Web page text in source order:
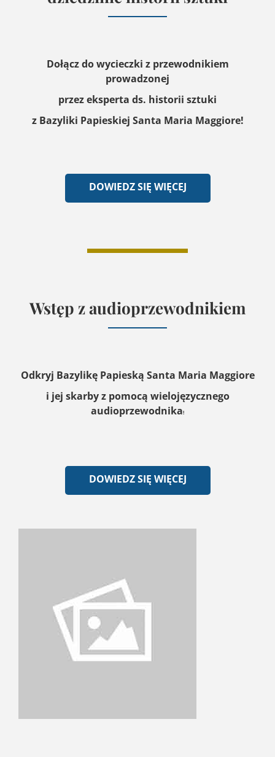
Dołącz do wycieczki z przewodnikiem
prowadzonej
przez eksperta ds. historii sztuki
z Bazyliki Papieskiej Santa Maria Maggiore!
DOWIEDZ SIĘ WIĘCEJ
Wstęp z audioprzewodnikiem
Odkryj Bazylikę Papieską Santa Maria Maggiore
i jej skarby z pomocą wielojęzycznego
audioprzewodnika!
DOWIEDZ SIĘ WIĘCEJ